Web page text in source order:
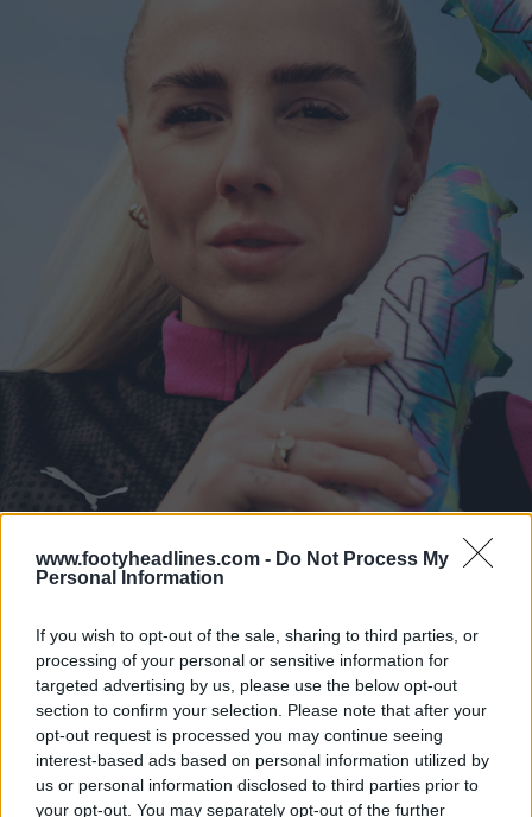
www.footyheadlines.com - Do Not Process My
Personal Information
If you wish to opt-out of the sale, sharing to third parties, or
processing of your personal or sensitive information for
targeted advertising by us, please use the below opt-out
section to confirm your selection. Please note that after your
opt-out request is processed you may continue seeing
interest-based ads based on personal information utilized by
us or personal information disclosed to third parties prior to
your opt-out. You may separately opt-out of the further